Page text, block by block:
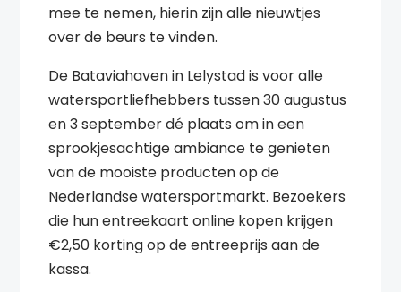
mee te nemen, hierin zijn alle nieuwtjes
over de beurs te vinden.
De Bataviahaven in Lelystad is voor alle
watersportliefhebbers tussen 30 augustus
en 3 september dé plaats om in een
sprookjesachtige ambiance te genieten
van de mooiste producten op de
Nederlandse watersportmarkt. Bezoekers
die hun entreekaart online kopen krijgen
€2,50 korting op de entreeprijs aan de
kassa.